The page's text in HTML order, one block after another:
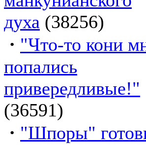
духа (38256)
· "Что-то кони
попались
привередливые!"
(36591)
· "Шпоры"